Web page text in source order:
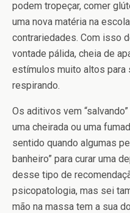
podem tropeçar, comer
uma nova matéria na
contrariedades. Com isso
vontade pálida, cheia de
estímulos muito altos para
respirando.
Os aditivos vem
uma cheirada ou uma
sentido quando algumas
banheiro” para curar uma
desse tipo de
psicopatologia, mas sei
mão na massa tem a sua